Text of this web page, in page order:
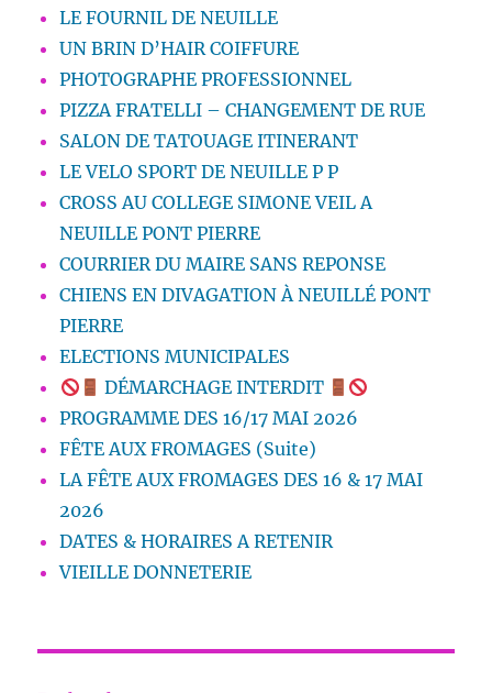
LE FOURNIL DE NEUILLE
UN BRIN D’HAIR COIFFURE
PHOTOGRAPHE PROFESSIONNEL
PIZZA FRATELLI – CHANGEMENT DE RUE
SALON DE TATOUAGE ITINERANT
LE VELO SPORT DE NEUILLE P P
CROSS AU COLLEGE SIMONE VEIL A
NEUILLE PONT PIERRE
COURRIER DU MAIRE SANS REPONSE
CHIENS EN DIVAGATION À NEUILLÉ PONT
PIERRE
ELECTIONS MUNICIPALES
DÉMARCHAGE INTERDIT
PROGRAMME DES 16/17 MAI 2026
FÊTE AUX FROMAGES (Suite)
LA FÊTE AUX FROMAGES DES 16 & 17 MAI
2026
DATES & HORAIRES A RETENIR
VIEILLE DONNETERIE